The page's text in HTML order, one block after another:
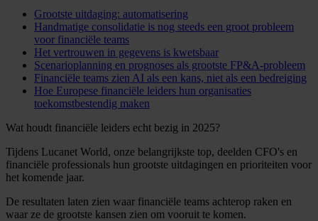
Grootste uitdaging: automatisering
Handmatige consolidatie is nog steeds een groot probleem
voor financiële teams
Het vertrouwen in gegevens is kwetsbaar
Scenarioplanning en prognoses als grootste FP&A-probleem
Financiële teams zien AI als een kans, niet als een bedreiging
Hoe Europese financiële leiders hun organisaties
toekomstbestendig maken
Wat houdt financiële leiders echt bezig in 2025?
Tijdens Lucanet World, onze belangrijkste top, deelden CFO's en
financiële professionals hun grootste uitdagingen en prioriteiten voor
het komende jaar.
De resultaten laten zien waar financiële teams achterop raken en
waar ze de grootste kansen zien om vooruit te komen.